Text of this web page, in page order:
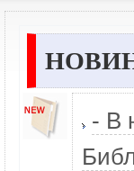
- В